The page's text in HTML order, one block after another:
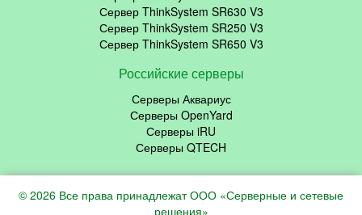
Сервер ThinkSystem SR630 V3
Сервер ThinkSystem SR250 V3
Сервер ThinkSystem SR650 V3
Российские серверы
Серверы Аквариус
Серверы OpenYard
Серверы iRU
Серверы QTECH
© 2026 Все права принадлежат ООО «Серверные и сетевые
решения»